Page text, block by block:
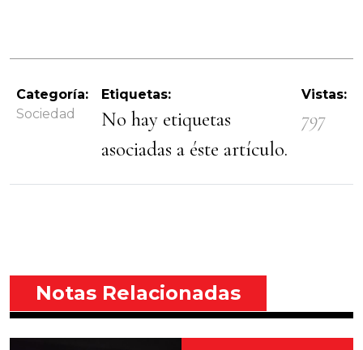
Categoría:
Sociedad
Etiquetas:
No hay etiquetas
asociadas a éste artículo.
Vistas:
797
Notas Relacionadas